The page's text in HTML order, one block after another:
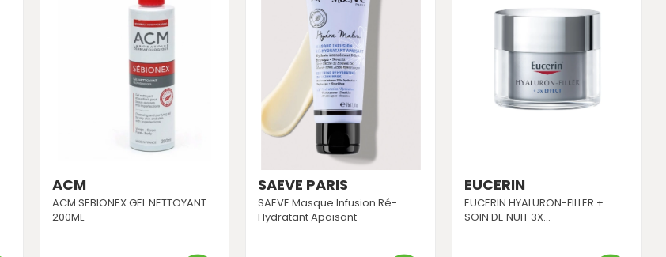
ACM
ACM SEBIONEX GEL NETTOYANT
200ML
SAEVE PARIS
SAEVE Masque Infusion Ré-
Hydratant Apaisant
EUCERIN
EUCERIN HYALURON-FILLER +
SOIN DE NUIT 3X...